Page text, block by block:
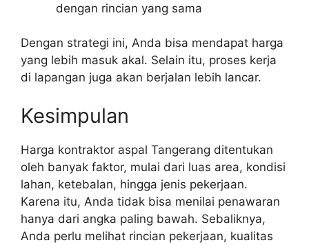
dengan rincian yang sama
Dengan strategi ini, Anda bisa mendapat harga
yang lebih masuk akal. Selain itu, proses kerja
di lapangan juga akan berjalan lebih lancar.
Kesimpulan
Harga kontraktor aspal Tangerang ditentukan
oleh banyak faktor, mulai dari luas area, kondisi
lahan, ketebalan, hingga jenis pekerjaan.
Karena itu, Anda tidak bisa menilai penawaran
hanya dari angka paling bawah. Sebaliknya,
Anda perlu melihat rincian pekerjaan, kualitas